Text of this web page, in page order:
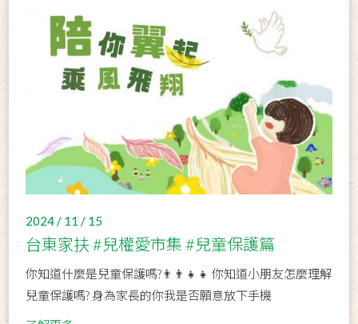
2024 / 11 / 15
台東家扶 #兒權愛市集 #兒童保護篇
你知道什麼是兒童保護嗎?👨‍👨‍👧‍👧 你知道小朋友怎麼理解
兒童保護嗎? 身為家長的你我是否願意放下手機